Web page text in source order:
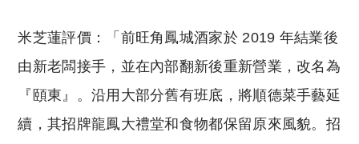
米芝蓮評價：「前旺角鳳城酒家於 2019 年結業後
由新老闆接手，並在內部翻新後重新營業，改名為
『頤東』。沿用大部分舊有班底，將順德菜手藝延
續，其招牌龍鳳大禮堂和食物都保留原來風貌。招